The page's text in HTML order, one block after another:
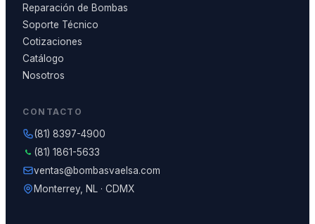
Reparación de Bombas
Soporte Técnico
Cotizaciones
Catálogo
Nosotros
CONTACTO
(81) 8397-4900
(81) 1861-5633
ventas@bombasvaelsa.com
Monterrey, NL · CDMX